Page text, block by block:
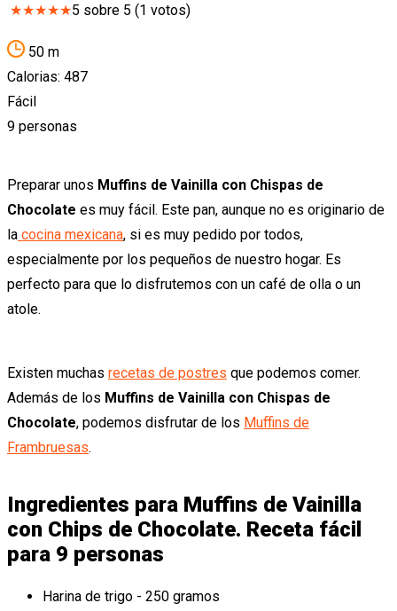
★★★★★5 sobre 5 (1 votos)
50 m
Calorias: 487
Fácil
9 personas
Preparar unos Muffins de Vainilla con Chispas de
Chocolate es muy fácil. Este pan, aunque no es originario de
la cocina mexicana, si es muy pedido por todos,
especialmente por los pequeños de nuestro hogar. Es
perfecto para que lo disfrutemos con un café de olla o un
atole.
Existen muchas recetas de postres que podemos comer.
Además de los Muffins de Vainilla con Chispas de
Chocolate, podemos disfrutar de los Muffins de
Frambruesas.
Ingredientes para Muffins de Vainilla
con Chips de Chocolate. Receta fácil
para 9 personas
Harina de trigo - 250 gramos